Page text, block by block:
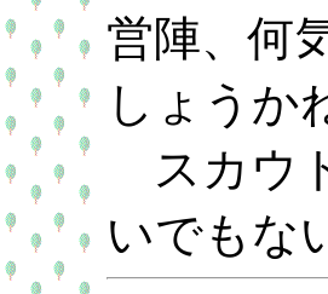
営陣、何
しょうか
スカウ
いでもな